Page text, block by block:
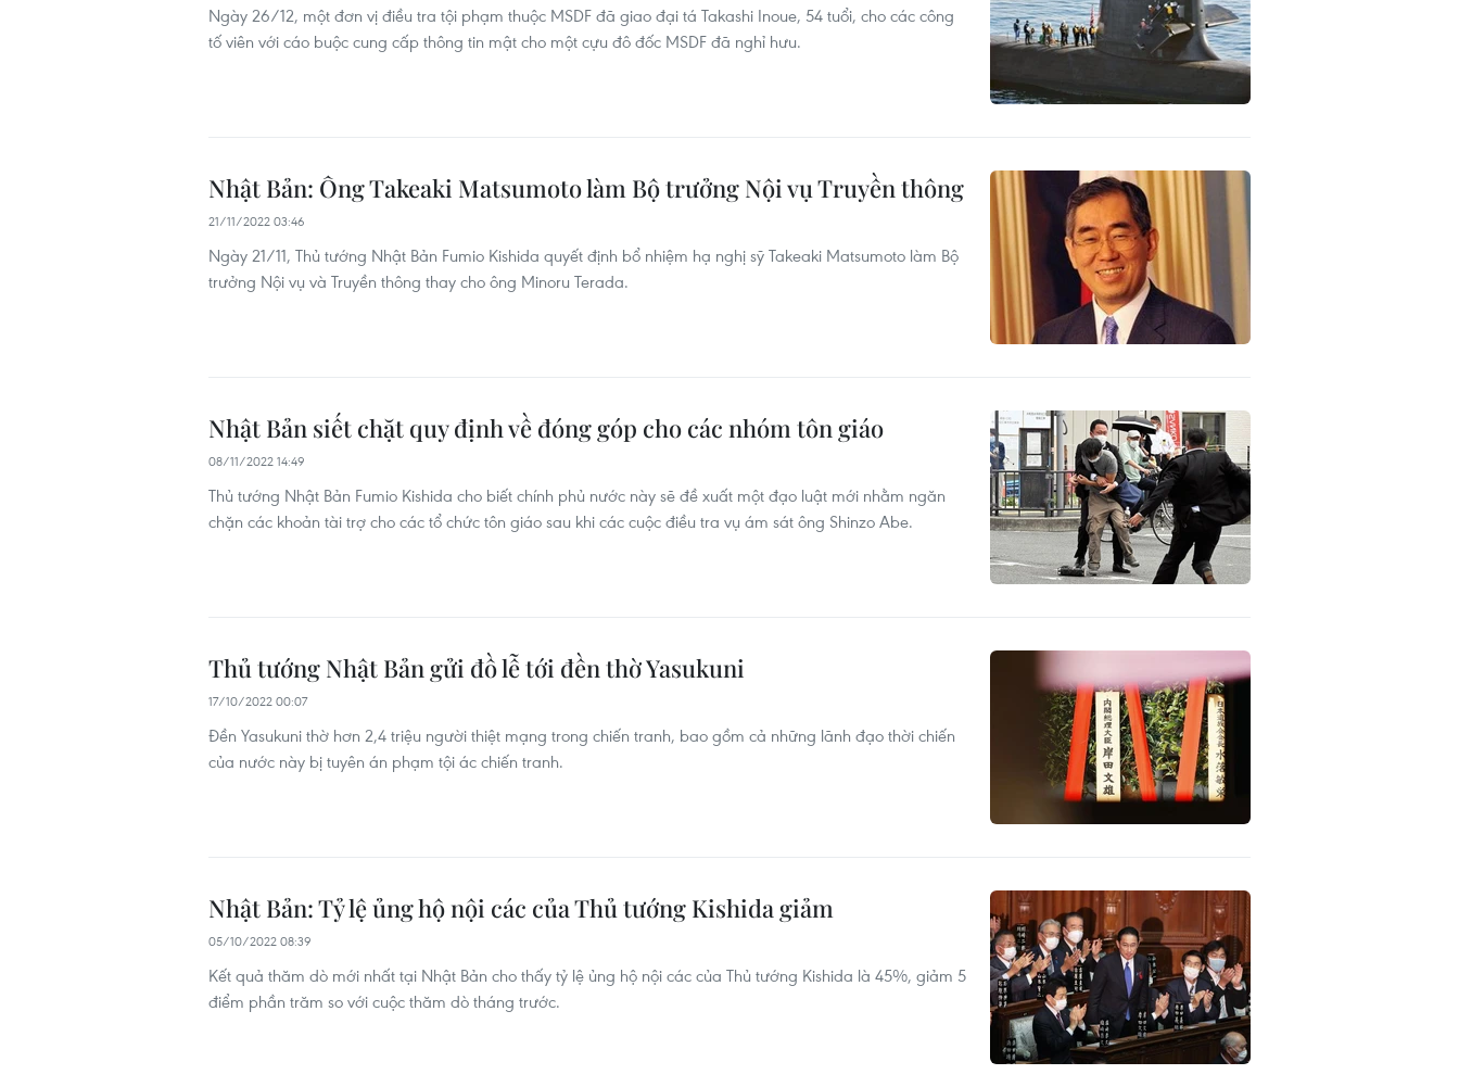
Ngày 26/12, một đơn vị điều tra tội phạm thuộc MSDF đã giao đại tá Takashi Inoue, 54 tuổi, cho các công
tố viên với cáo buộc cung cấp thông tin mật cho một cựu đô đốc MSDF đã nghỉ hưu.
Nhật Bản: Ông Takeaki Matsumoto làm Bộ trưởng Nội vụ Truyền thông
21/11/2022 03:46
Ngày 21/11, Thủ tướng Nhật Bản Fumio Kishida quyết định bổ nhiệm hạ nghị sỹ Takeaki Matsumoto làm Bộ
trưởng Nội vụ và Truyền thông thay cho ông Minoru Terada.
Nhật Bản siết chặt quy định về đóng góp cho các nhóm tôn giáo
08/11/2022 14:49
Thủ tướng Nhật Bản Fumio Kishida cho biết chính phủ nước này sẽ đề xuất một đạo luật mới nhằm ngăn
chặn các khoản tài trợ cho các tổ chức tôn giáo sau khi các cuộc điều tra vụ ám sát ông Shinzo Abe.
Thủ tướng Nhật Bản gửi đồ lễ tới đền thờ Yasukuni
17/10/2022 00:07
Đền Yasukuni thờ hơn 2,4 triệu người thiệt mạng trong chiến tranh, bao gồm cả những lãnh đạo thời chiến
của nước này bị tuyên án phạm tội ác chiến tranh.
Nhật Bản: Tỷ lệ ủng hộ nội các của Thủ tướng Kishida giảm
05/10/2022 08:39
Kết quả thăm dò mới nhất tại Nhật Bản cho thấy tỷ lệ ủng hộ nội các của Thủ tướng Kishida là 45%, giảm 5
điểm phần trăm so với cuộc thăm dò tháng trước.